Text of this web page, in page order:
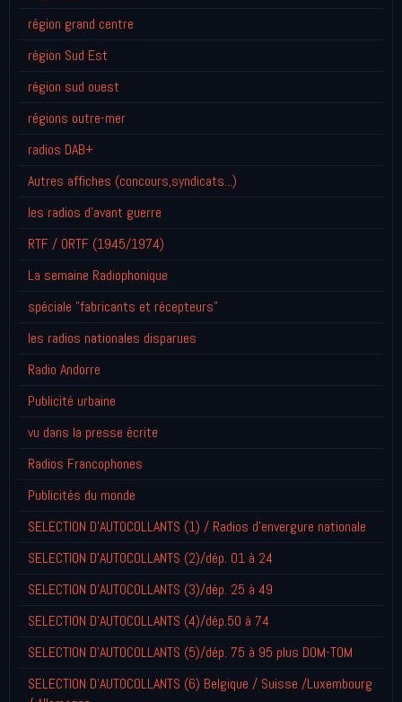
région grand centre
région Sud Est
région sud ouest
régions outre-mer
radios DAB+
Autres affiches (concours,syndicats...)
les radios d'avant guerre
RTF / ORTF (1945/1974)
La semaine Radiophonique
spéciale "fabricants et récepteurs"
les radios nationales disparues
Radio Andorre
Publicité urbaine
vu dans la presse écrite
Radios Francophones
Publicités du monde
SELECTION D'AUTOCOLLANTS (1) / Radios d'envergure nationale
SELECTION D'AUTOCOLLANTS (2)/dép. 01 à 24
SELECTION D'AUTOCOLLANTS (3)/dép. 25 à 49
SELECTION D'AUTOCOLLANTS (4)/dép.50 à 74
SELECTION D'AUTOCOLLANTS (5)/dép. 75 à 95 plus DOM-TOM
SELECTION D'AUTOCOLLANTS (6) Belgique / Suisse /Luxembourg